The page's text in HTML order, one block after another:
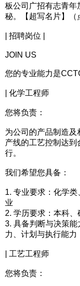
板公司广招有志青年
秘。【超写名片】（
| 招聘岗位 |
JOIN US
您的专业能力是
| 化学工程师
您将负责：
为公司的产品制造
产线的工艺控制达
行。
我们希望您具备：
1. 专业要求：化学
业
2. 学历要求：本科、
3. 具备判断与决策
力、计划与执行能力
| 工艺工程师
您将负责：